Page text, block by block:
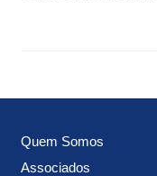
Quem Somos
Associados